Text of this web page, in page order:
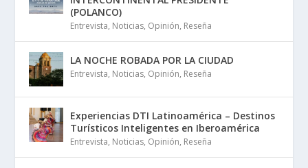
(POLANCO)
Entrevista, Noticias, Opinión, Reseña
LA NOCHE ROBADA POR LA CIUDAD
Entrevista, Noticias, Opinión, Reseña
Experiencias DTI Latinoamérica – Destinos
Turísticos Inteligentes en Iberoamérica
Entrevista, Noticias, Opinión, Reseña